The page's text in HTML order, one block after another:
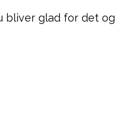
bliver glad for det og